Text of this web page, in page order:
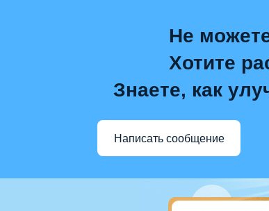
Не
Хотите
Знаете, как
Написать сообщение